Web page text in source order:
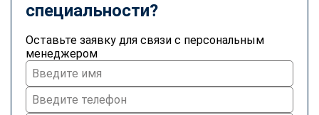
специальности?
Оставьте заявку для связи с персональным
менеджером